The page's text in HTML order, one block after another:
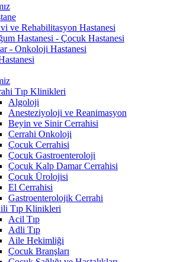
ve Rehabilitasyon Hastanesi
Hastanesi - Çocuk Hastanesi
- Onkoloji Hastanesi
Tıp Klinikleri
Algoloji
Anesteziyoloji ve Reanimasyon
Beyin ve Sinir Cerrahisi
Cerrahi Onkoloji
Çocuk Cerrahisi
Çocuk Gastroenteroloji
Çocuk Kalp Damar Cerrahisi
Çocuk Ürolojisi
El Cerrahisi
Gastroenterolojik Cerrahi
Tıp Klinikleri
Acil Tıp
Adli Tıp
Aile Hekimliği
Çocuk Branşları